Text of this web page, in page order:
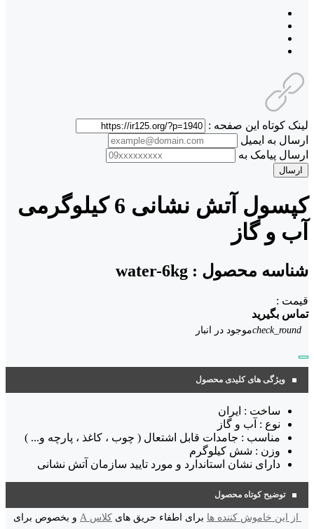
لینک کوتاه این صفحه :
ارسال به ایمیل
ارسال پیامک به
ارسال
کپسول آتش نشانی 6 کیلوگرمی
آب و گاز
شناسه محصول : water-6kg
قیمت :
تماس بگیرید
check_roundموجود در انبار
ویژگی های کلیدی محصول
ساخت : ایران
نوع : آب و گاز
مناسب : جامدات قابل اشتعال ( چوب ، کاغذ ، پارچه و... )
وزن : شش کیلوگرم
دارای نشان استاندارد و مورد تایید سازمان آتش نشانی
توضیح کوتاه محصول
از این خاموش کننده ها برای اطفاء حریق های کلاس A
و بخصوص برای